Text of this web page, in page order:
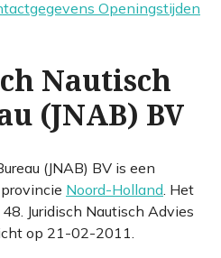
Openingstijden
Nautisch
(JNAB) BV
(JNAB) BV is een
Noord-Holland . Het
Juridisch Nautisch Advies
op 21-02-2011.